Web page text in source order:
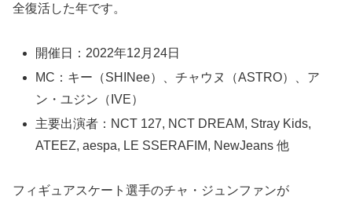
全復活した年です。
開催日：2022年12月24日
MC：キー（SHINee）、チャウヌ（ASTRO）、ア
ン・ユジン（IVE）
主要出演者：NCT 127, NCT DREAM, Stray Kids,
ATEEZ, aespa, LE SSERAFIM, NewJeans 他
フィギュアスケート選手のチャ・ジュンファンが